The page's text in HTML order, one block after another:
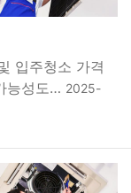
입주청소 가격
능성도… 2025-